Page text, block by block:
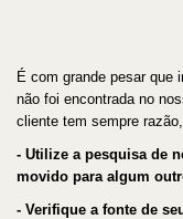
É com grande pesar que
não foi encontrada no
cliente tem sempre
- Utilize a pesquisa de
movido para algum
- Verifique a fonte de